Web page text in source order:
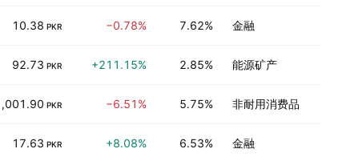
10.38 PKR −0.78% 7.62% 金融
92.73 PKR +211.15% 2.85% 能源矿产
PKR −6.51% 5.75% 非耐用消费品
17.63 PKR +8.08% 6.53% 金融